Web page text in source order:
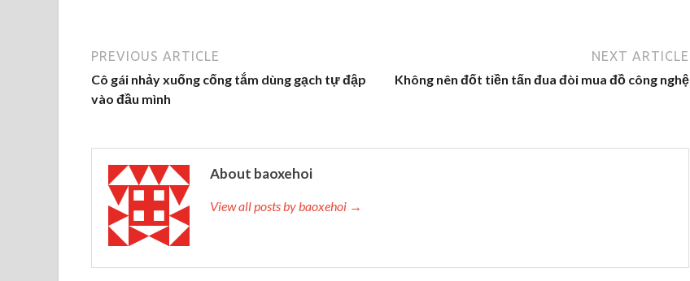
PREVIOUS ARTICLE
Cô gái nhảy xuống cống tắm dùng gạch tự đập
vào đầu mình
NEXT ARTICLE
Không nên đốt tiền tấn đua đòi mua đồ công nghệ
About baoxehoi
View all posts by baoxehoi →